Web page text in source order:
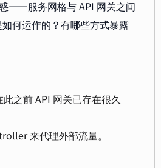
——服务网格与 API 网关之间
何运作的？有哪些方式暴露
之前 API 网关已存在很久
来代理外部流量。